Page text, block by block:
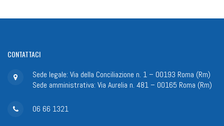
CONTATTACI
Sede legale: Via della Conciliazione n. 1 – 00193 Roma (Rm)
Sede amministrativa: Via Aurelia n. 481 – 00165 Roma (Rm)
06 66 1321